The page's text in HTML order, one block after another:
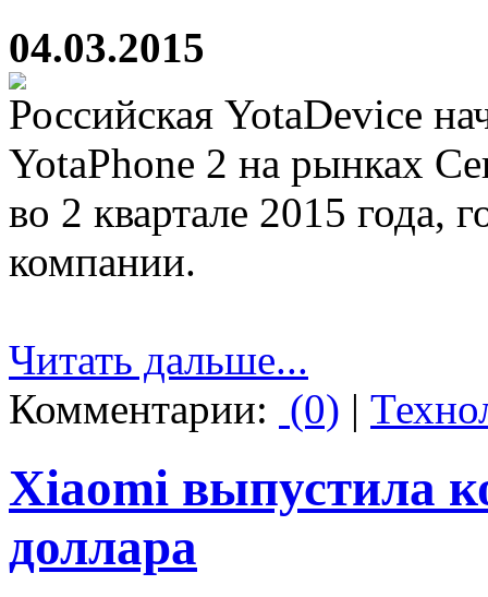
04.03.2015
Российская YotaDevice
YotaPhone 2 на рынках
во 2 квартале 2015 года,
компании.
Читать дальше...
Комментарии: (0) |
Xiaomi выпустила
доллара